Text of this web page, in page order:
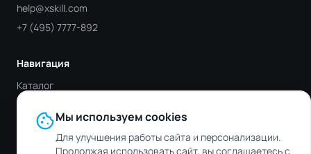
help@xskill.com
+7 (495) 7777-892
Навигация
Каталог
Отрасли
Блог
Контакты
cookieМы используем cookies
Для улучшения работы сайта и персонализации.
Продолжая использовать сайт, вы соглашаетесь с